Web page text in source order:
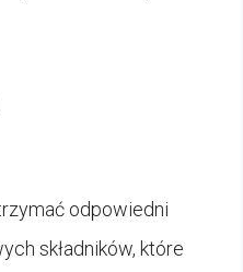
odpowiedni
składników, które